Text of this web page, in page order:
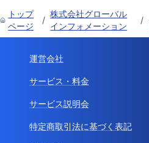
トップ
ページ
/
株式会社グローバル
インフォメーション
/
運営会社
サービス・料金
サービス説明会
特定商取引法に基づく表記